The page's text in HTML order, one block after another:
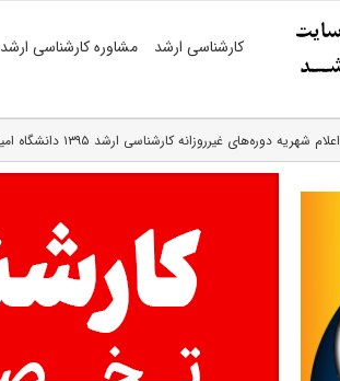
کارشناسی ارشد مشاوره کارشناسی ارشد
اعلام شهریه دوره‌های غیرروزانه کارشناسی ارشد ۱۳۹۵ دانشگاه امیرکبیر